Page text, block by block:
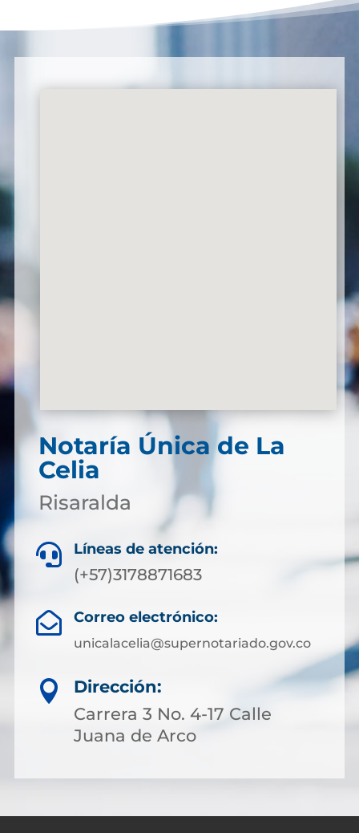
Notaría Única de La
Celia
Risaralda
 Líneas de atención:
(+57)3178871683
 Correo electrónico:
unicalacelia@supernotariado.gov.co

Dirección:
Carrera 3 No. 4-17 Calle
Juana de Arco